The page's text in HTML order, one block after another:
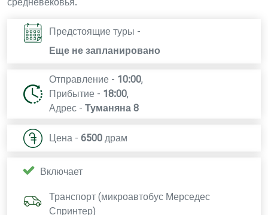
средневековья.
Предстоящие туры -
Еще не запланировано
Отправление - 10:00,
Прибытие - 18:00,
Адрес - Туманяна 8
Цена - 6500 драм
Включает
Транспорт (микроавтобус Мерседес
Спринтер)